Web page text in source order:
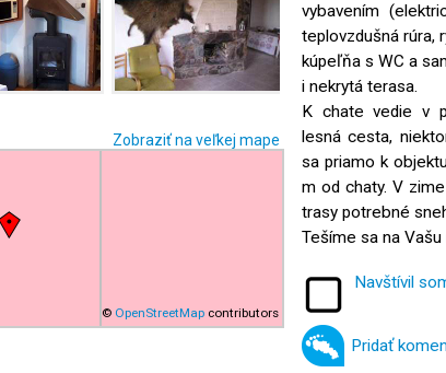
Zobraziť na veľkej mape
© OpenStreetMap contributors
vybavením
teplovzdušná rúra,
kúpeľňa s WC a
i nekrytá terasa.
K chate vedie v
lesná cesta,
sa priamo k
m od chaty. V
trasy potrebné
Tešíme sa na Vašu
Navštívil
Pridať